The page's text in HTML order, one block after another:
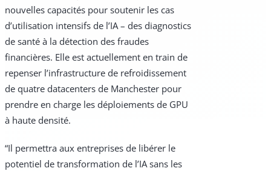
nouvelles capacités pour soutenir les cas
d’utilisation intensifs de l’IA – des diagnostics
de santé à la détection des fraudes
financières. Elle est actuellement en train de
repenser l’infrastructure de refroidissement
de quatre datacenters de Manchester pour
prendre en charge les déploiements de GPU
à haute densité.
“Il permettra aux entreprises de libérer le
potentiel de transformation de l’IA sans les